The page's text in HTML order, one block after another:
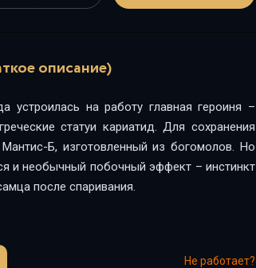
описание)
устроилась на работу главная героиня –
статуи кариатид. Для сохранения
Б, изготовленный из богомолов. Но
и необычный побочный эффект – инстинкт
после спаривания.
Не работает?